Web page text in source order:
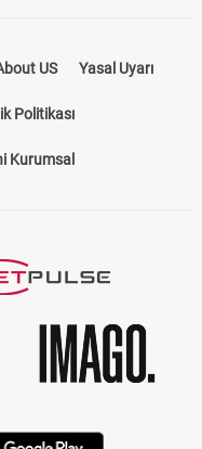
US Yasal Uyarı
Politikası
Kurumsal